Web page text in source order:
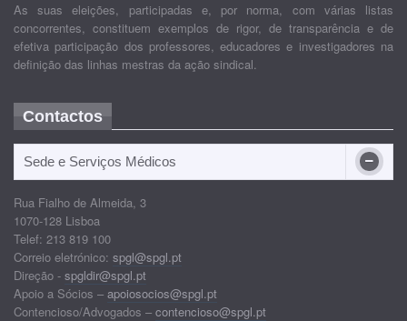
As suas eleições, participadas e, por norma, com várias listas
concorrentes, constituem exemplos de rigor, de transparência e de
efetiva participação dos professores, educadores e investigadores na
definição das linhas mestras da ação sindical.
Contactos
Sede e Serviços Médicos
Rua Fialho de Almeida, 3
1070-128 Lisboa
Telef: 213 819 100
Correio eletrónico: spgl@spgl.pt
Direção - spgldir@spgl.pt
Apoio a Sócios – apoiosocios@spgl.pt
Contencioso/Advogados – contencioso@spgl.pt